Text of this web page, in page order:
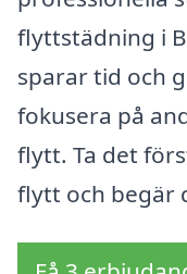
flyttstädning i
sparar tid och
fokusera på
flytt. Ta det
flytt och begär